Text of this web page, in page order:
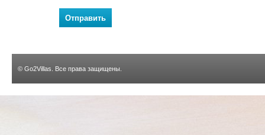
Отправить
© Go2Villas . Все права защищены.